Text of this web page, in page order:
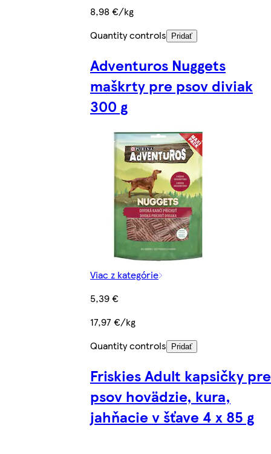
8,98 €/kg
Quantity controls
Pridať
Adventuros Nuggets
maškrty pre psov diviak
300 g
Viac z kategórie
5,39 €
17,97 €/kg
Quantity controls
Pridať
Friskies Adult kapsičky pre
psov hovädzie, kura,
jahňacie v šťave 4 x 85 g